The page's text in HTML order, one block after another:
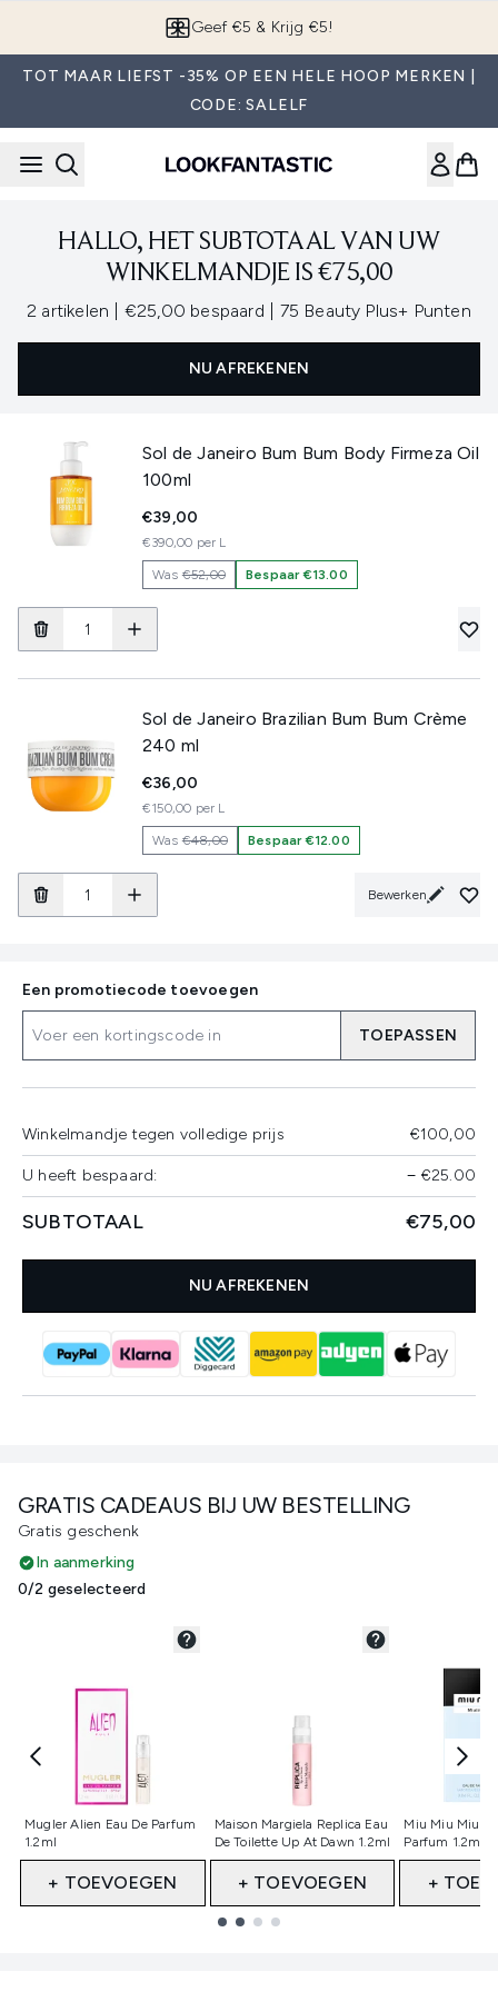
Geef €5 & Krijg €5!
TOT MAAR LIEFST -35% OP EEN HELE HOOP MERKEN |
CODE: SALELF
HALLO, HET SUBTOTAAL VAN UW
WINKELMANDJE IS €75,00
2 artikelen , €25,00 bespaard , 75 Beauty Plus+ Punten
NU AFREKENEN
Sol de Janeiro Bum Bum Body Firmeza Oil
100ml
€39,00
€390,00 per L
Was€52,00 Bespaar €13.00
Sol de Janeiro Brazilian Bum Bum Crème
240 ml
€36,00
€150,00 per L
Was€48,00 Bespaar €12.00
Bewerken
GRATIS CADEAUS BIJ UW BESTELLING
Gratis geschenk
In aanmerking
0/2 geselecteerd
Mugler Alien Eau De Parfum
1.2ml
Niet geselecteerd
+ TOEVOEGEN
Maison Margiela Replica Eau
De Toilette Up At Dawn 1.2ml
Niet geselecteerd
+ TOEVOEGEN
Miu Miu
Parfum 1.2ml
Niet
+
Een promotiecode toevoegen
TOEPASSEN
Winkelmandje tegen volledige prijs €100,00
U heeft bespaard: − €25.00
SUBTOTAAL €75,00
NU AFREKENEN